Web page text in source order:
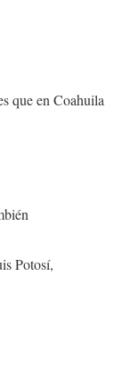
que en Coahuila
Potosí,